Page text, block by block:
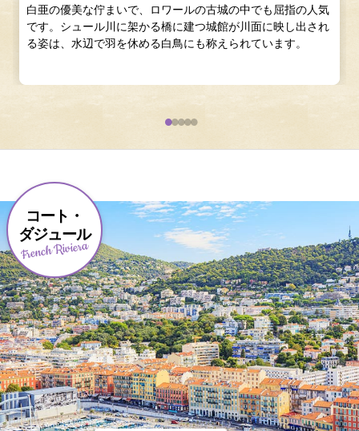
白亜の優美な佇まいで、ロワールの古城の中でも屈指の人気
です。シュール川に架かる橋に建つ城館が川面に映し出され
る姿は、水辺で羽を休める白鳥にも称えられています。
コート・
ダジュール
French Riviera